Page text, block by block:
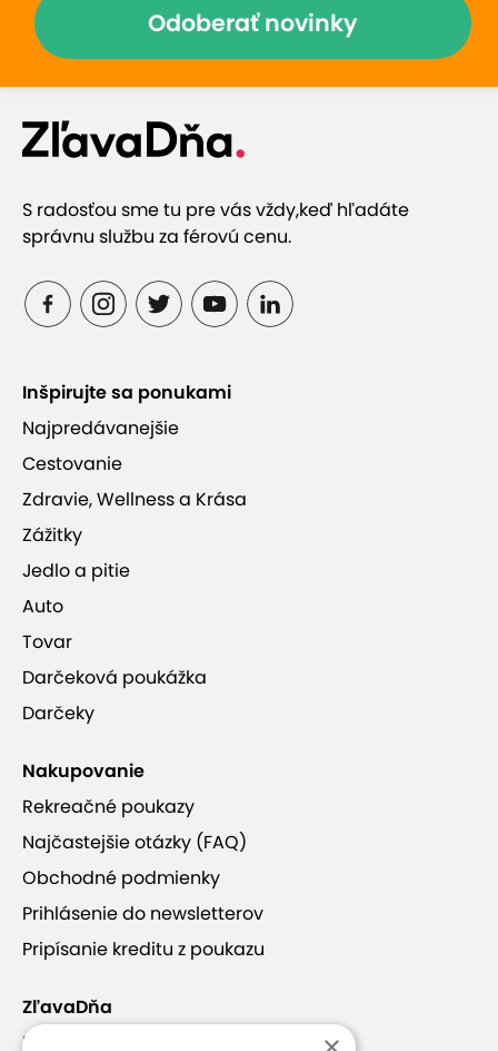
Odoberať novinky
S radosťou sme tu pre vás vždy,keď hľadáte
správnu službu za férovú cenu.
Inšpirujte sa ponukami
Najpredávanejšie
Cestovanie
Zdravie, Wellness a Krása
Zážitky
Jedlo a pitie
Auto
Tovar
Darčeková poukážka
Darčeky
Nakupovanie
Rekreačné poukazy
Najčastejšie otázky (FAQ)
Obchodné podmienky
Prihlásenie do newsletterov
Pripísanie kreditu z poukazu
ZľavaDňa
Náš príbeh